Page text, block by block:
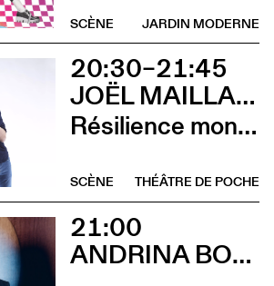
JARDIN MODERNE
SCÈNE
20:30–21:45
JOËL MAILLARD
Résilience mon cul
THÉÂTRE DE POCHE
SCÈNE
21:00
ANDRINA BOLLINGER